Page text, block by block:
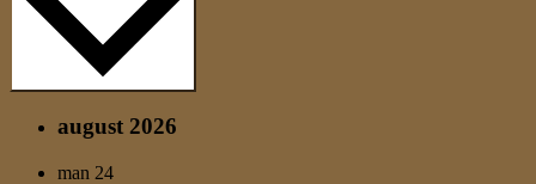
august 2026
man 24